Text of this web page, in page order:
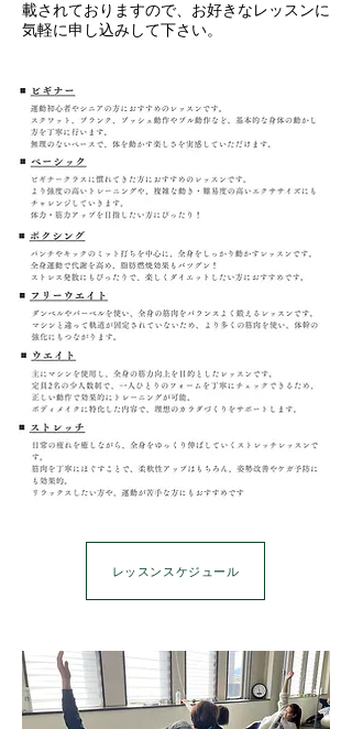
載されておりますので、お好きなレッスンに
気軽に申し込みして下さい。
レッスンスケジュール